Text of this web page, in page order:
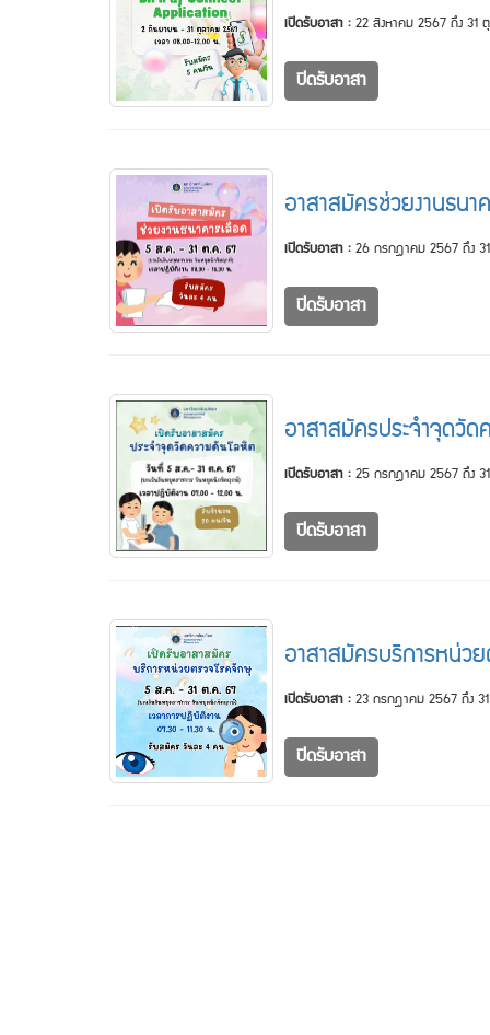
เปิดรับอาสา :22 สิงหาคม 2567 ถึง 31
ปิดรับอาสา
อาสาสมัครช่วยงานธน
เปิดรับอาสา :26 กรกฎาคม 2567 ถึง
ปิดรับอาสา
อาสาสมัครประจำจุดวั
เปิดรับอาสา :25 กรกฎาคม 2567 ถึง
ปิดรับอาสา
อาสาสมัครบริการหน่ว
เปิดรับอาสา :23 กรกฎาคม 2567 ถึง
ปิดรับอาสา